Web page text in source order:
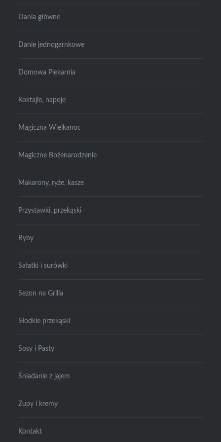
Dania główne
Danie jednogarnkowe
Domowa Piekarnia
Koktajle, napoje
Magiczna Wielkanoc
Magiczne Bożenarodzenie
Makarony, ryże, kasze
Przystawki, przekąski
Ryby
Sałatki i surówki
Sezon na Grilla
Słodkie przekąski
Sosy i Pasty
Śniadanie z jajem
Zupy i kremy
Kontakt